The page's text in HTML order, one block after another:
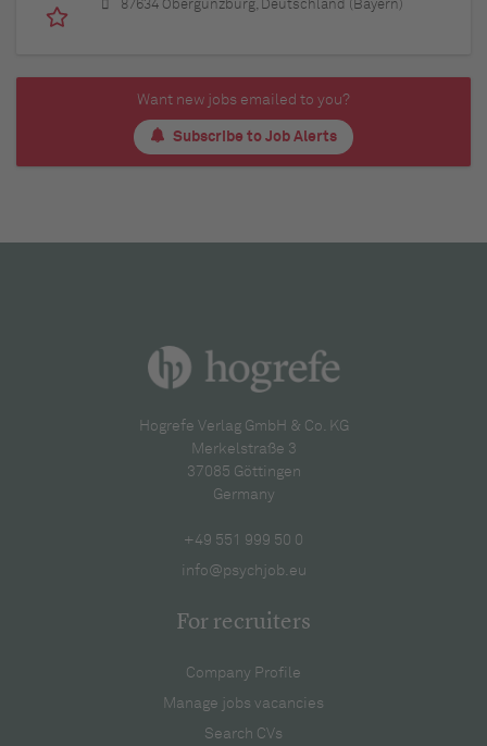
87634 Obergünzburg, Deutschland (Bayern)
Want new jobs emailed to you?
Subscribe to Job Alerts
Hogrefe Verlag GmbH & Co. KG
Merkelstraße 3
37085 Göttingen
Germany
+49 551 999 50 0
info@psychjob.eu
For recruiters
Company Profile
Manage jobs vacancies
Search CVs